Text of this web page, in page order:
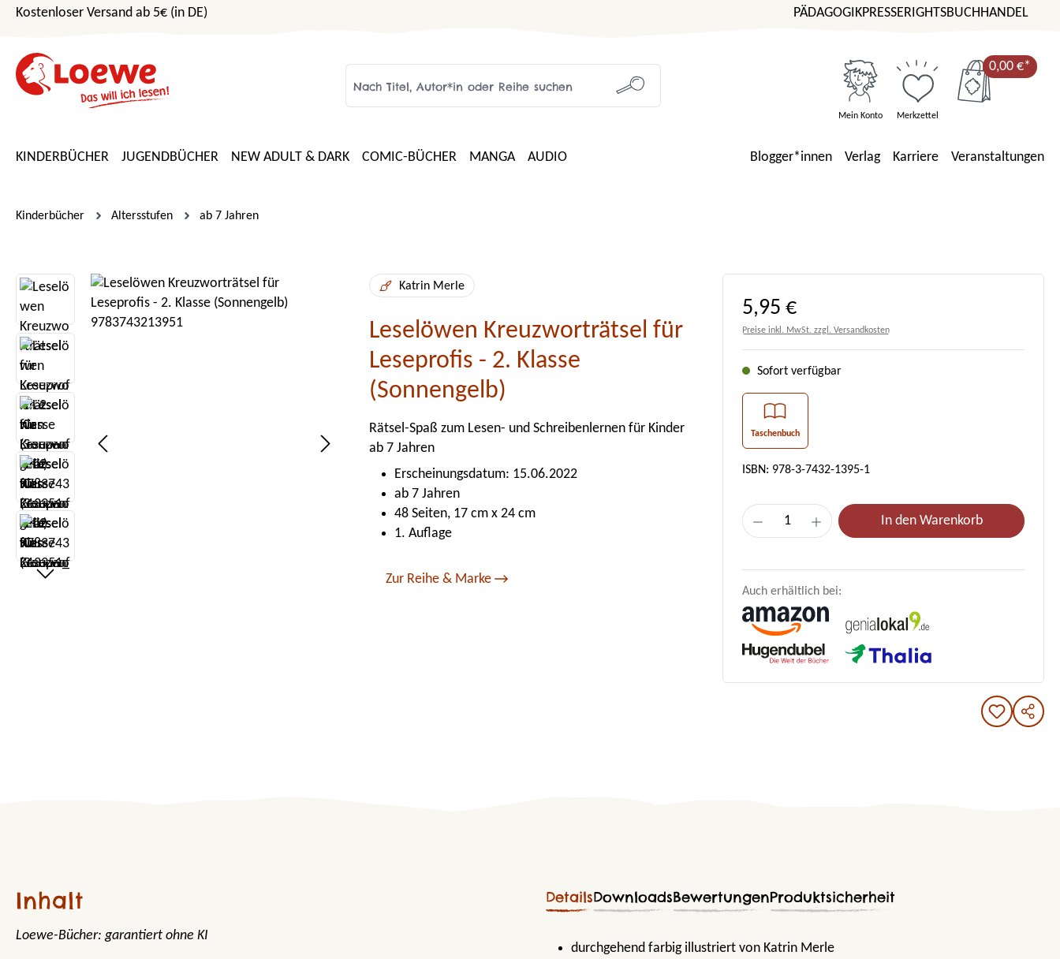
Hauptinhalt springen
Zur Suche springen
Zur Hauptnavigation springen
Kostenloser Versand ab 5€ (in DE) PÄDAGOGIKPRESSERIGHTSBUCHHANDEL
Mein Konto Merkzettel
0,00 €*
KINDERBÜCHER JUGENDBÜCHER NEW ADULT & DARK COMIC-BÜCHER MANGA AUDIO Blogger*innen Verlag Karriere Veranstaltungen
Kinderbücher Altersstufen ab 7 Jahren
Bildergalerie überspringen Katrin Merle
Leselöwen Kreuzworträtsel für
Leseprofis - 2. Klasse
(Sonnengelb)
Rätsel-Spaß zum Lesen- und Schreibenlernen für Kinder
ab 7 Jahren
Erscheinungsdatum: 15.06.2022
ab 7 Jahren
48 Seiten, 17 cm x 24 cm
1. Auflage
Zur Reihe & Marke
Regulärer Preis:
5,95 €
Preise inkl. MwSt. zzgl. Versandkosten
Sofort verfügbar
Taschenbuch
ISBN: 978-3-7432-1395-1
Produkt Anzahl: Gib den gewünschten
In den Warenkorb
Auch erhältlich bei:
Inhalt
Loewe-Bücher: garantiert ohne KI
DetailsDownloadsBewertungenProduktsicherheit
durchgehend farbig illustriert von Katrin Merle